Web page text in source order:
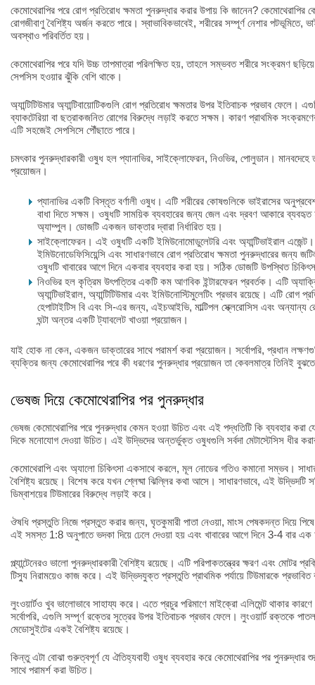
কেমোথেরাপির পরে রোগ প্রতিরোধ ক্ষমতা পুনরুদ্ধার করার উপায় কি জানেন? কেমোথেরাপির
রোগজীবাণু বৈশিষ্ট্য অর্জন করতে পারে। স্বাভাবিকভাবেই, শরীরের সম্পূর্ণ নেশার পটভূমিতে,
অবস্থাও পরিবর্তিত হয়।
কেমোথেরাপির পরে যদি উচ্চ তাপমাত্রা পরিলক্ষিত হয়, তাহলে সম্ভবত শরীরে সংক্রমণ
সেপসিস হওয়ার ঝুঁকি বেশি থাকে।
অ্যান্টিটিউমার অ্যান্টিবায়োটিকগুলি রোগ প্রতিরোধ ক্ষমতার উপর ইতিবাচক প্রভাব ফেলে।
ব্যাকটেরিয়া বা ছত্রাকজনিত রোগের বিরুদ্ধে লড়াই করতে সক্ষম। কারণ প্রাথমিক
এটি সহজেই সেপসিসে পৌঁছাতে পারে।
চমৎকার পুনরুদ্ধারকারী ওষুধ হল প্যানাভির, সাইক্লোফেরন, নিওভির, পোলুডান। মানবদেহে
প্রয়োজন।
প্যানাভির একটি বিস্তৃত বর্ণালী ওষুধ। এটি শরীরের কোষগুলিকে ভাইরাসের
বাধা দিতে সক্ষম। ওষুধটি সাময়িক ব্যবহারের জন্য জেল এবং দ্রবণ আকারে
অ্যাম্পুল। ডোজটি একজন ডাক্তার দ্বারা নির্ধারিত হয়।
সাইক্লোফেরন। এই ওষুধটি একটি ইমিউনোমোডুলেটরি এবং অ্যান্টিভাইরাল এজেন্ট।
ইমিউনোডেফিসিয়েন্সি এবং সাধারণভাবে রোগ প্রতিরোধ ক্ষমতা পুনরুদ্ধারের জন্য
ওষুধটি খাবারের আগে দিনে একবার ব্যবহার করা হয়। সঠিক ডোজটি উপস্থিত
নিওভির হল কৃত্রিম উৎপত্তির একটি কম আণবিক ইন্টারফেরন প্রবর্তক। এটি
অ্যান্টিভাইরাল, অ্যান্টিটিউমার এবং ইমিউনোস্টিমুলেটিং প্রভাব রয়েছে। এটি রোগ
হেপাটাইটিস বি এবং সি-এর জন্য, এইচআইভি, মাল্টিপল স্ক্লেরোসিস এবং অন্যান্য
ঘন্টা অন্তর একটি ট্যাবলেট খাওয়া প্রয়োজন।
যাই হোক না কেন, একজন ডাক্তারের সাথে পরামর্শ করা প্রয়োজন। সর্বোপরি, প্রধান
ব্যক্তির জন্য কেমোথেরাপির পরে কী ধরণের পুনরুদ্ধার প্রয়োজন তা কেবলমাত্র তিনিই
ভেষজ দিয়ে কেমোথেরাপির পর পুনরুদ্ধার
ভেষজ কেমোথেরাপির পরে পুনরুদ্ধার কেমন হওয়া উচিত এবং এই পদ্ধতিটি কি ব্যবহার করা
দিকে মনোযোগ দেওয়া উচিত। এই উদ্ভিদের অন্তর্ভুক্ত ওষুধগুলি সর্বদা মেটাস্টেসিস ধীর
কেমোথেরাপি এবং অ্যালো চিকিৎসা একসাথে করলে, মূল নোডের গতিও কমানো সম্ভব।
বৈশিষ্ট্য রয়েছে। বিশেষ করে যখন শ্লেষ্মা ঝিল্লির কথা আসে। সাধারণভাবে, এই উদ্ভিদটি
ডিম্বাশয়ের টিউমারের বিরুদ্ধে লড়াই করে।
ঔষধি প্রস্তুতি নিজে প্রস্তুত করার জন্য, ঘৃতকুমারী পাতা নেওয়া, মাংস পেষকদন্ত দিয়ে
এই সমস্ত 1:8 অনুপাতে ভদকা দিয়ে ঢেলে দেওয়া হয় এবং খাবারের আগে দিনে 3-4 বার এক
প্ল্যান্টেনেরও ভালো পুনরুদ্ধারকারী বৈশিষ্ট্য রয়েছে। এটি পরিপাকতন্ত্রের ক্ষরণ এবং মোটর
টিস্যু নিরাময়েও কাজ করে। এই উদ্ভিদযুক্ত প্রস্তুতি প্রাথমিক পর্যায়ে টিউমারকে
লুংওয়ার্টও খুব ভালোভাবে সাহায্য করে। এতে প্রচুর পরিমাণে মাইক্রো এলিমেন্ট থাকার
সর্বোপরি, এগুলি সম্পূর্ণ রক্তের সূত্রের উপর ইতিবাচক প্রভাব ফেলে। লুংওয়ার্ট রক্তকে
মেডোসুইটের একই বৈশিষ্ট্য রয়েছে।
কিন্তু এটা বোঝা গুরুত্বপূর্ণ যে ঐতিহ্যবাহী ওষুধ ব্যবহার করে কেমোথেরাপির পর
সাথে পরামর্শ করা উচিত।